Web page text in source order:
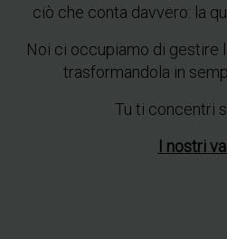
ciò che conta davvero: la
Noi ci occupiamo di gestire
trasformandola in
Tu ti concentri
I nostri